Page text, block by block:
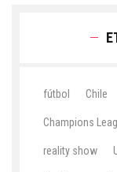
fútbol Chile
Champions
reality show